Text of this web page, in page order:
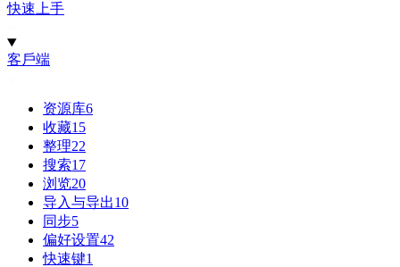
快速上手
客戶端
资源库6
收藏15
整理22
搜索17
浏览20
导入与导出10
同步5
偏好设置42
快速键1